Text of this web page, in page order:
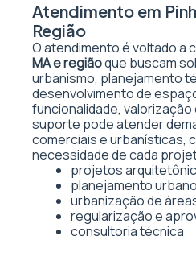
Atendimento em
Região
O atendimento é voltado a
MA e regiãoque buscam
urbanismo, planejamento
desenvolvimento de
funcionalidade, valorização
suporte pode atender
comerciais e urbanísticas,
necessidade de cada
projetos
planejamento urbano
urbanização de
regularização e
consultoria técnica